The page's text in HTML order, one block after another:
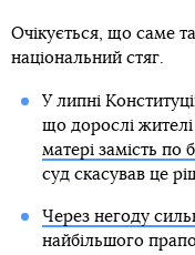
Очікується, що саме
національний стяг.
У липні
що дорослі жителі
матері замість по
суд скасував це
Через негоду
найбільшого